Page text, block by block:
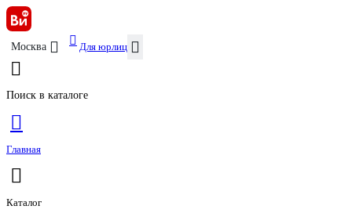
Москва Для юрлиц
Поиск в каталоге
Главная
Каталог